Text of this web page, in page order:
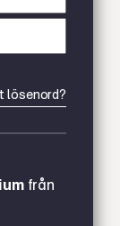
lösenord?
från